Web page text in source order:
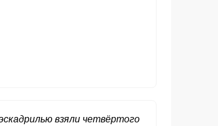
взяли четвёртого